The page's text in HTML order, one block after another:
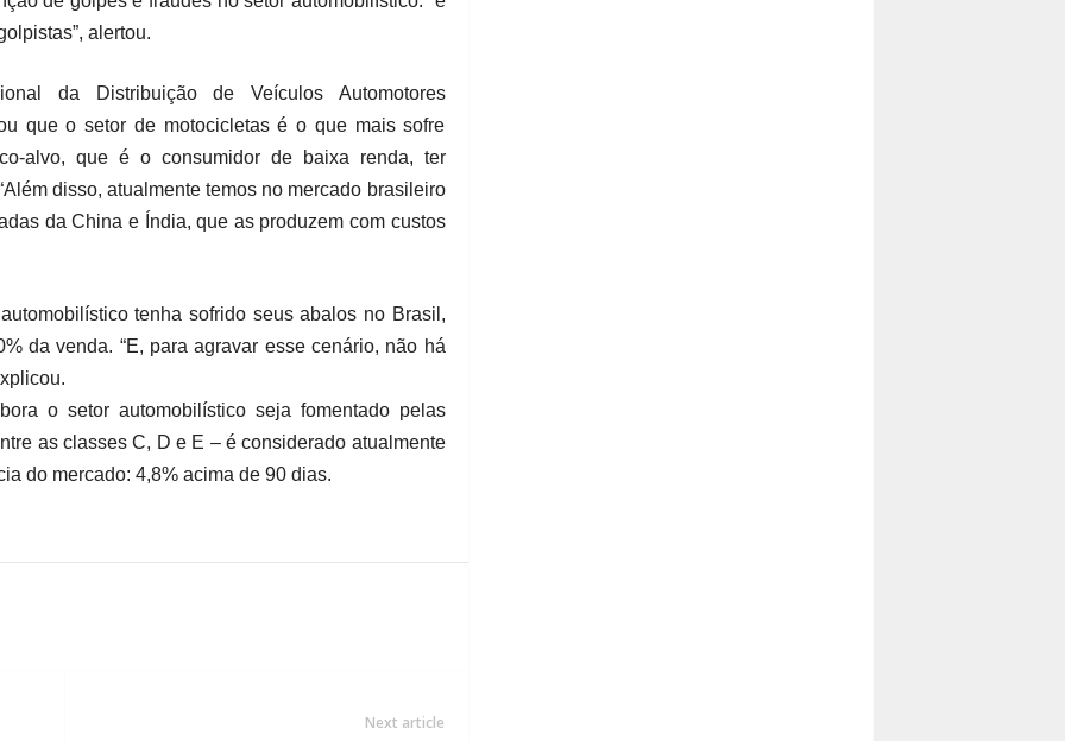
alertou.
da Distribuição de Veículos Automotores
que o setor de motocicletas é o que mais sofre
alvo, que é o consumidor de baixa renda, ter
disso, atualmente temos no mercado brasileiro
da China e Índia, que as produzem com custos
tenha sofrido seus abalos no Brasil,
da venda. “E, para agravar esse cenário, não há
o setor automobilístico seja fomentado pelas
as classes C, D e E – é considerado atualmente
do mercado: 4,8% acima de 90 dias.
Next article